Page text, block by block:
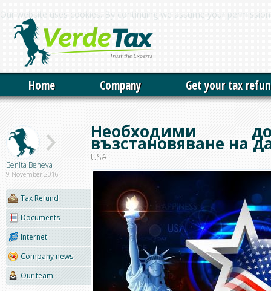
Our website uses cookies. By continuing we assume your
Home Company Get your tax
Benita Beneva
9 November 2016
Tax Refund
Documents
Internet
Company news
Our team
Необходими
възстановяване на
USA